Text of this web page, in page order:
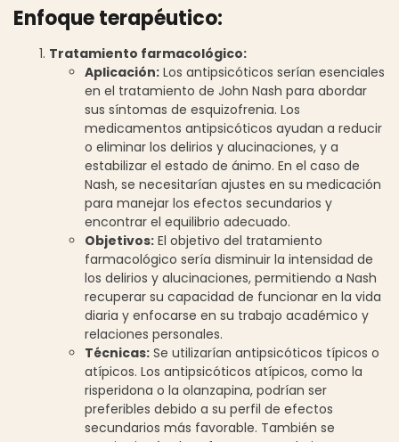
Enfoque terapéutico:
Tratamiento farmacológico:
Aplicación: Los antipsicóticos serían esenciales
en el tratamiento de John Nash para abordar
sus síntomas de esquizofrenia. Los
medicamentos antipsicóticos ayudan a reducir
o eliminar los delirios y alucinaciones, y a
estabilizar el estado de ánimo. En el caso de
Nash, se necesitarían ajustes en su medicación
para manejar los efectos secundarios y
encontrar el equilibrio adecuado.
Objetivos: El objetivo del tratamiento
farmacológico sería disminuir la intensidad de
los delirios y alucinaciones, permitiendo a Nash
recuperar su capacidad de funcionar en la vida
diaria y enfocarse en su trabajo académico y
relaciones personales.
Técnicas: Se utilizarían antipsicóticos típicos o
atípicos. Los antipsicóticos atípicos, como la
risperidona o la olanzapina, podrían ser
preferibles debido a su perfil de efectos
secundarios más favorable. También se